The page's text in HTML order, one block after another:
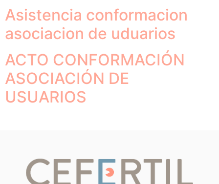
Asistencia conformacion
asociacion de uduarios
ACTO CONFORMACIÓN
ASOCIACIÓN DE
USUARIOS